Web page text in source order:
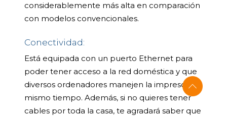
considerablemente más alta en comparación
con modelos convencionales.
Conectividad:
Está equipada con un puerto Ethernet para
poder tener acceso a la red doméstica y que
diversos ordenadores manejen la impresora al
mismo tiempo. Además, si no quieres tener
cables por toda la casa, te agradará saber que